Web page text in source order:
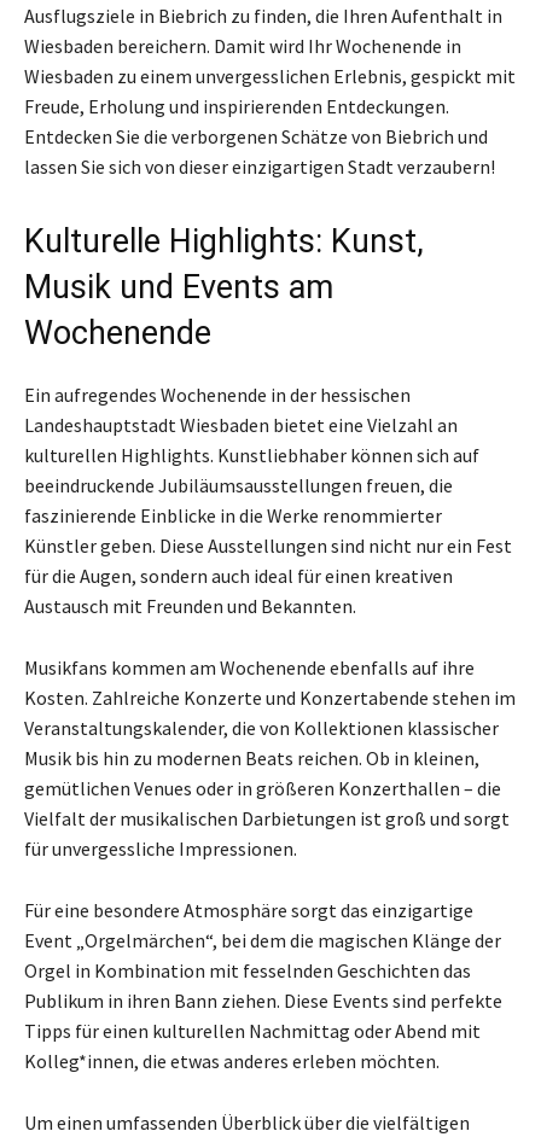
Ausflugsziele in Biebrich zu finden, die Ihren Aufenthalt in
Wiesbaden bereichern. Damit wird Ihr Wochenende in
Wiesbaden zu einem unvergesslichen Erlebnis, gespickt mit
Freude, Erholung und inspirierenden Entdeckungen.
Entdecken Sie die verborgenen Schätze von Biebrich und
lassen Sie sich von dieser einzigartigen Stadt verzaubern!
Kulturelle Highlights: Kunst,
Musik und Events am
Wochenende
Ein aufregendes Wochenende in der hessischen
Landeshauptstadt Wiesbaden bietet eine Vielzahl an
kulturellen Highlights. Kunstliebhaber können sich auf
beeindruckende Jubiläumsausstellungen freuen, die
faszinierende Einblicke in die Werke renommierter
Künstler geben. Diese Ausstellungen sind nicht nur ein Fest
für die Augen, sondern auch ideal für einen kreativen
Austausch mit Freunden und Bekannten.
Musikfans kommen am Wochenende ebenfalls auf ihre
Kosten. Zahlreiche Konzerte und Konzertabende stehen im
Veranstaltungskalender, die von Kollektionen klassischer
Musik bis hin zu modernen Beats reichen. Ob in kleinen,
gemütlichen Venues oder in größeren Konzerthallen – die
Vielfalt der musikalischen Darbietungen ist groß und sorgt
für unvergessliche Impressionen.
Für eine besondere Atmosphäre sorgt das einzigartige
Event „Orgelmärchen“, bei dem die magischen Klänge der
Orgel in Kombination mit fesselnden Geschichten das
Publikum in ihren Bann ziehen. Diese Events sind perfekte
Tipps für einen kulturellen Nachmittag oder Abend mit
Kolleg*innen, die etwas anderes erleben möchten.
Um einen umfassenden Überblick über die vielfältigen